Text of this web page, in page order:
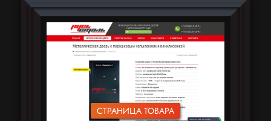
СТРАНИЦА ТОВАРА